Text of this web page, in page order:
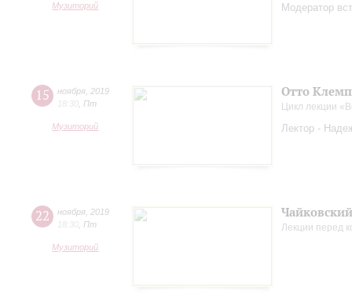
Музиторий Модератор
15 ноября 2019
18:30 Пт
Музиторий
Отто
Цикл лекции
Лектор -
22 ноября 2019
18:30 Пт
Музиторий
Лекции перед